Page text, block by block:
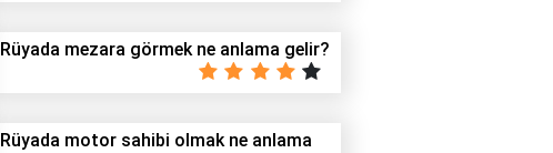
Rüyada mezara görmek ne anlama gelir?
Rüyada motor sahibi olmak ne anlama